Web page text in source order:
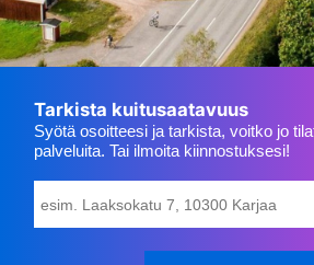
Tarkista kuitusaatavuus
Syötä osoitteesi ja tarkista, voitko jo
palveluita. Tai ilmoita kiinnostuksesi!